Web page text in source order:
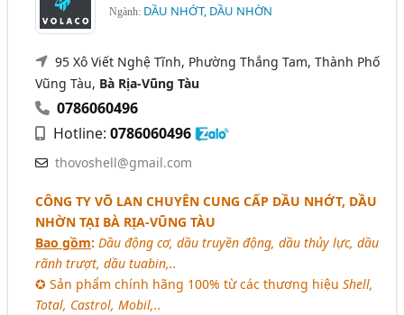
Ngành: DẦU NHỚT, DẦU NHỜN
95 Xô Viết Nghệ Tĩnh, Phường Thắng Tam, Thành Phố
Vũng Tàu, Bà Rịa-Vũng Tàu
0786060496
Hotline:0786060496
thovoshell@gmail.com
CÔNG TY VÕ LAN CHUYÊN CUNG CẤP DẦU NHỚT, DẦU
NHỜN TẠI BÀ RỊA-VŨNG TÀU
Bao gồm: Dầu động cơ, dầu truyền động, dầu thủy lực, dầu
rãnh trượt, dầu tuabin,..
✪ Sản phẩm chính hãng 100% từ các thương hiệuShell,
Total, Castrol, Mobil,..